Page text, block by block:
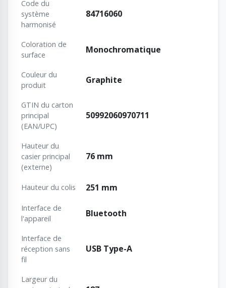
Code du
système
harmonisé
84716060
Coloration de
surface
Monochromatique
Couleur du
produit
Graphite
GTIN du carton
principal
(EAN/UPC)
50992060970711
Hauteur du
casier principal
(externe)
76 mm
Hauteur du colis 251 mm
Interface de
l'appareil
Bluetooth
Interface de
réception sans
fil
USB Type-A
Largeur du